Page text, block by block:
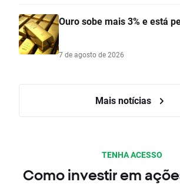
Ouro sobe mais 3% e está
7 de agosto de 2026
Mais notícias
TENHA ACESSO
Como investir em